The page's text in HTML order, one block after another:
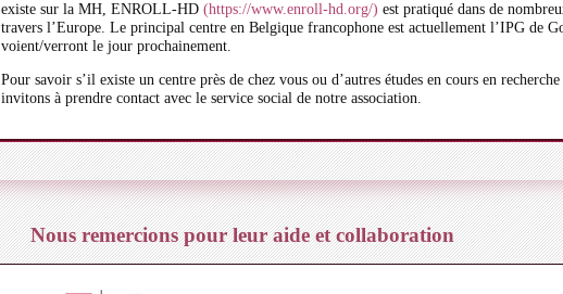
existe sur la MH, ENROLL-HD (https://www.enroll-hd.org/) est pratiqué dans de
travers l’Europe. Le principal centre en Belgique francophone est actuellement l’IPG de
voient/verront le jour prochainement.
Pour savoir s’il existe un centre près de chez vous ou d’autres études en cours en
invitons à prendre contact avec le service social de notre association.
Nous remercions pour leur aide et collaboration